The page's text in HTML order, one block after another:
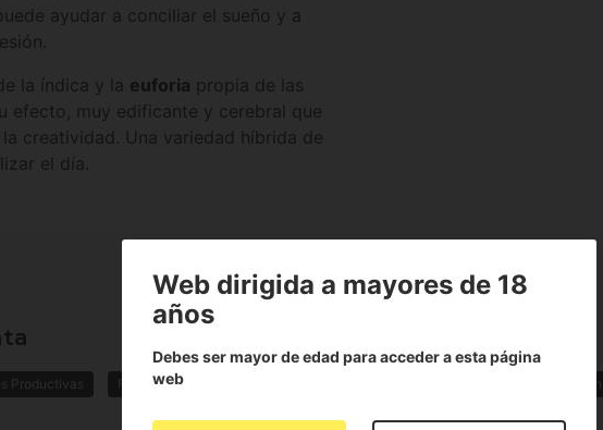
ayudar a conciliar el sueño y a
la índica y la euforia propia de las
efecto, muy edificante y cerebral que
creatividad. Una variedad híbrida de
el día.
Productivas Feminizadas SCROG o
Web dirigida a mayores de 18
años
Debes ser mayor de edad para acceder a esta página
web